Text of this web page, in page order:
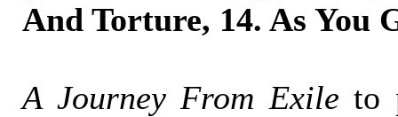
And Torture, 14. As You
A Journey From Exile to